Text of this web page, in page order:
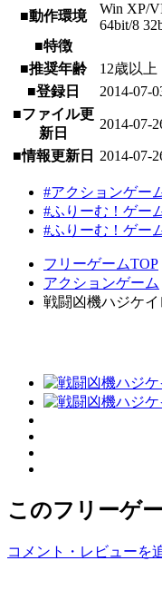
■動作環境
Win XP/
64bit/8
■特徴
■推奨年齢
12歳以上
■登録日
2014-07-
■ファイル更
新日
2014-07-
■情報更新日 2014-07-
#アクションゲー
#ふりーむ！ゲー
#ふりーむ！ゲー
フリーゲームTOP
アクションゲーム
戦闘凶機ハジケ
このフリーゲ
コメント・レビューを